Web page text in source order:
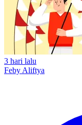
3 hari lalu
Feby Aliftya